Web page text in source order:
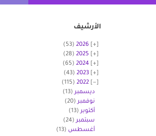
الأرشيف
2026
(53)
2025
(28)
2024
(65)
2023
(43)
2022
(115)
ديسمبر(13)
نوفمبر(20)
أكتوبر(13)
سبتمبر(24)
أغسطس (13)